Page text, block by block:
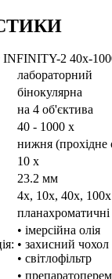
INFINITY-2 40x-
лабораторний
бінокулярна
на 4 об'єктива
40 - 1000 x
нижня (прохідне
10 x
23.2 мм
4x, 10x, 40x, 100x
• імерсійна олія
• захисний чохол
• світлофільтр
•